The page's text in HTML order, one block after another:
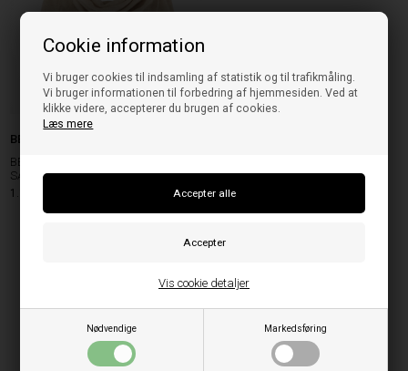
Cookie information
Vi bruger cookies til indsamling af statistik og til trafikmåling.
Vi bruger informationen til forbedring af hjemmesiden. Ved at
klikke videre, accepterer du brugen af cookies.
Læs mere
Nødvendige Markedsføring
Vis cookie detaljer
BETA studios
BETA STUDIOS TRIANGLE SCARF
SAND MELANGE
1.199,95